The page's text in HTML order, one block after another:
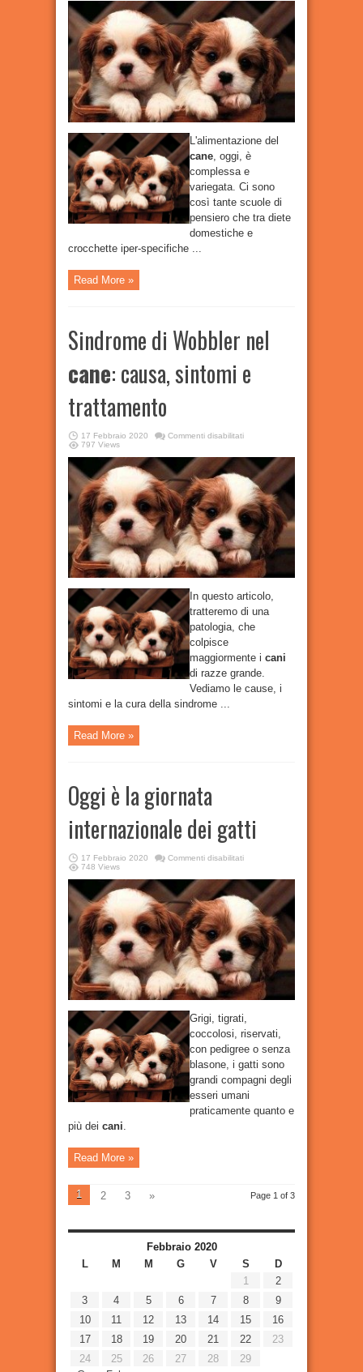
tre
buone
abitudini
per
non
sbagliare
L'alimentazione del
cane , oggi, è
complessa e
variegata. Ci sono
così tante scuole di
pensiero che tra diete
domestiche e
crocchette iper-specifiche ...
Read More »
Sindrome di Wobbler nel
cane: causa, sintomi e
trattamento
17 Febbraio 2020 Commenti disabilitatisu
Wobbler
cane
causa,
sintomi
e
trattamento
797 Views
In questo articolo,
tratteremo di una
patologia, che
colpisce
maggiormente i cani
di razze grande.
Vediamo le cause, i
sintomi e la cura della sindrome ...
Read More »
Oggi è la giornata
internazionale dei gatti
17 Febbraio 2020 Commenti disabilitatisu
la
giornata
internazionale
dei
gatti
748 Views
Grigi, tigrati,
coccolosi, riservati,
con pedigree o senza
blasone, i gatti sono
grandi compagni degli
esseri umani
praticamente quanto e
più dei cani.
Read More »
Page 1 of 3
1 2 3 »
Febbraio 2020
L
M M G V S
D
1
2
3
4 5 6 7 8
9
10
11 12 13 14 15
16
17
18 19 20 21 22
23
24
25 26 27 28
29